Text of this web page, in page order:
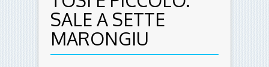
SALE A SETTE
MARONGIU